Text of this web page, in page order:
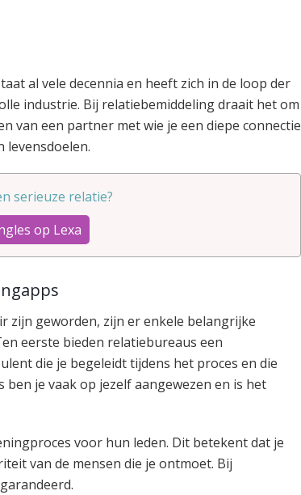
al vele decennia en heeft zich in de loop der
industrie. Bij relatiebemiddeling draait het om
van een partner met wie je een diepe connectie
levensdoelen.
serieuze relatie?
op Lexa
zijn geworden, zijn er enkele belangrijke
eerste bieden relatiebureaus een
die je begeleidt tijdens het proces en die
je vaak op jezelf aangewezen en is het
voor hun leden. Dit betekent dat je
van de mensen die je ontmoet. Bij